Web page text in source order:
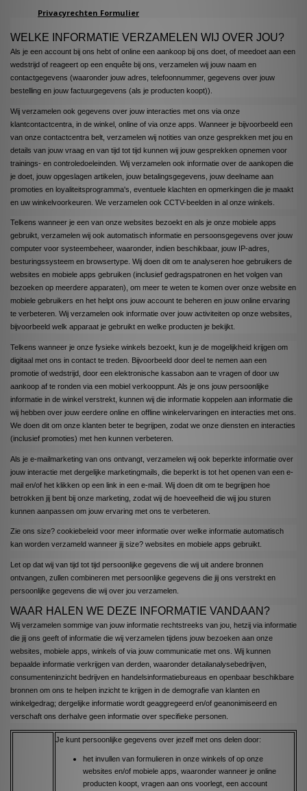
Privacyrechten Formulier
WELKE INFORMATIE VERZAMELEN WIJ OVER JOU?
Als je een account bij ons hebt of online een aankoop bij ons doet, of meedoet aan een
wedstrijd of reageert op een enquête bij ons, verzamelen wij jouw naam en
contactgegevens (waaronder jouw adres, telefoonnummer, gegevens over jouw
bestelling en jouw factuurgegevens (als je producten koopt)).
Wij verzamelen ook gegevens over jouw interacties met ons via onze
klantcontactcentra, in de winkel, online of via onze apps. Wanneer je bijvoorbeeld een
van onze contactcentra belt, verzamelen wij notities van onze gesprekken met jou en
details van jouw vraag en van tijd tot tijd kunnen wij jouw gesprekken opnemen voor
trainings- en controledoeleinden. Wij verzamelen ook informatie over de aankopen die
je doet, jouw opgeslagen artikelen, jouw betalingsgegevens, jouw deelname aan
promoties en loyaliteitsprogramma's, eventuele klachten en opmerkingen die je maakt
en uw winkelvoorkeuren. We verzamelen ook CCTV-beelden in al onze winkels.
Telkens wanneer je een van onze websites bezoekt en als je onze mobiele apps
gebruikt, verzamelen wij ook automatisch informatie en persoonsgegevens over jouw
computer voor systeembeheer, waaronder, indien beschikbaar, jouw IP-adres,
besturingssysteem en browsertype. Wij doen dit om te analyseren hoe gebruikers de
websites en mobiele apps gebruiken (inclusief gedragspatronen en het volgen van
bezoeken op meerdere apparaten), om meer te weten te komen over onze website en
mobiele gebruikers en het helpt ons jouw account te beheren en jouw online ervaring
te verbeteren. Wij verzamelen ook informatie over jouw activiteiten op onze websites,
bijvoorbeeld welk apparaat je gebruikt en welke producten je bekijkt.
Telkens wanneer je onze fysieke winkels bezoekt, kun je de mogelijkheid krijgen om
digitaal met ons in contact te treden. Bijvoorbeeld door deel te nemen aan een
promotie of wedstrijd, door een elektronische kassabon aan te vragen of door uw
aankoop af te ronden via een mobiel verkooppunt. Als je ons jouw persoonlijke
informatie in de winkel verstrekt, kunnen wij die informatie koppelen aan informatie die
wij hebben over jouw eerdere online en offline winkelervaringen en interacties met ons.
We doen dit om onze klanten beter te begrijpen, zodat we onze diensten en interacties
(inclusief promoties) met hen kunnen verbeteren.
Als je e-mailmarketing van ons ontvangt, verzamelen wij ook beperkte informatie over
jouw interactie met dergelijke marketingmails, die beperkt is tot het openen van een e-
mail en/of het klikken op een link in een e-mail. Wij doen dit om te begrijpen hoe
betrokken jij bent bij onze marketing, zodat wij de hoeveelheid die wij jou sturen
kunnen aanpassen om jouw ervaring met ons te verbeteren.
Zie ons size? cookiebeleid voor meer informatie over welke informatie automatisch
kan worden verzameld wanneer jij size? websites en mobiele apps gebruikt.
Let op dat wij van tijd tot tijd persoonlijke gegevens die wij uit andere bronnen
ontvangen, zullen combineren met persoonlijke gegevens die jij ons verstrekt en
persoonlijke gegevens die wij over jou verzamelen.
WAAR HALEN WE DEZE INFORMATIE VANDAAN?
Wij verzamelen sommige van jouw informatie rechtstreeks van jou, hetzij via informatie
die jij ons geeft of informatie die wij verzamelen tijdens jouw bezoeken aan onze
websites, mobiele apps, winkels of via jouw communicatie met ons. Wij kunnen
bepaalde informatie verkrijgen van derden, waaronder detailanalysebedrijven,
consumenteninzicht bedrijven en handelsinformatiebureaus en openbaar beschikbare
bronnen om ons te helpen inzicht te krijgen in de demografie van klanten en
winkelgedrag; dergelijke informatie wordt geaggregeerd en/of geanonimiseerd en
verschaft ons derhalve geen informatie over specifieke personen.
Je kunt persoonlijke gegevens over jezelf met ons delen door:
het invullen van formulieren in onze winkels of op onze
websites en/of mobiele apps, waaronder wanneer je online
producten koopt, vragen aan ons voorlegt, een account